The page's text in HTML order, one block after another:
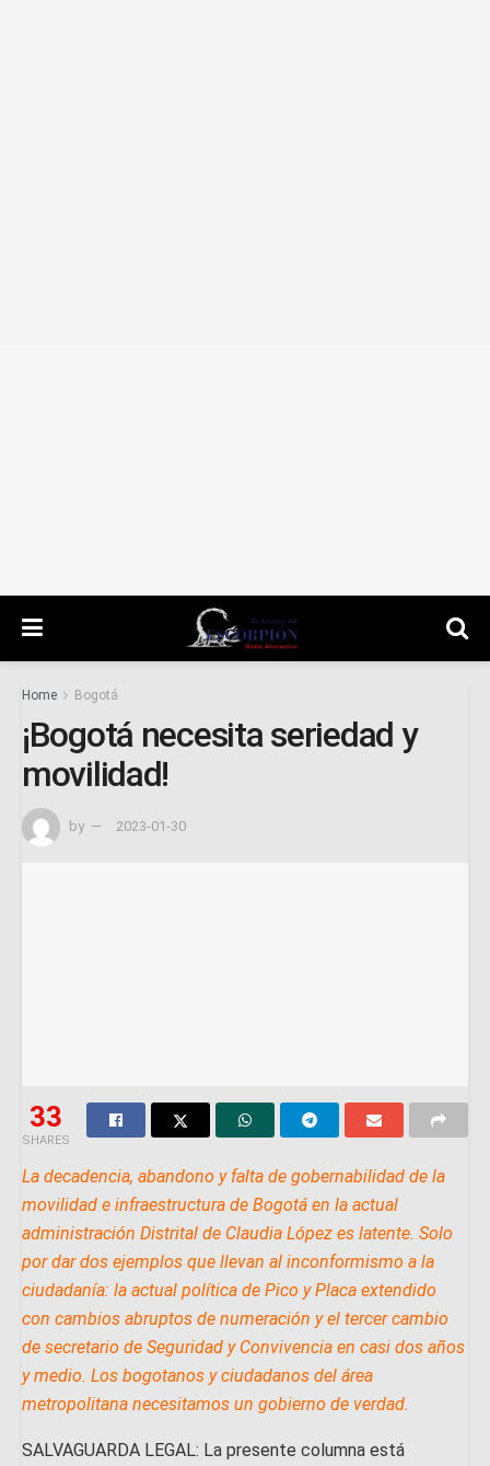
Home Bogotá
¡Bogotá necesita seriedad y
movilidad!
by 2023-01-30
33
SHARES
La decadencia, abandono y falta de gobernabilidad de la
movilidad e infraestructura de Bogotá en la actual
administración Distrital de Claudia López es latente. Solo
por dar dos ejemplos que llevan al inconformismo a la
ciudadanía: la actual política de Pico y Placa extendido
con cambios abruptos de numeración y el tercer cambio
de secretario de Seguridad y Convivencia en casi dos años
y medio. Los bogotanos y ciudadanos del área
metropolitana necesitamos un gobierno de verdad.
SALVAGUARDA LEGAL: La presente columna está